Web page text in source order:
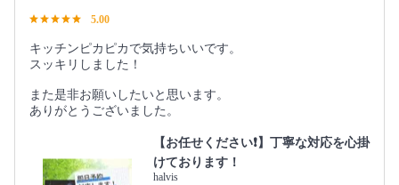
5.00
キッチンピカピカで気持ちいいです。
スッキリしました！
また是非お願いしたいと思います。
ありがとうございました。
【お任せください❗️】丁寧な対応を心掛
けております！
halvis